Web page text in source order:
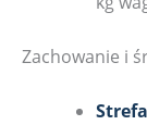
Zachowanie i